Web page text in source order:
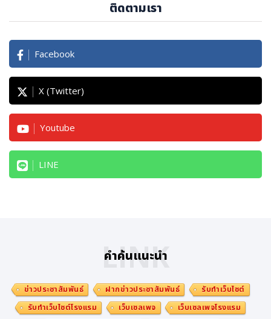
ติดตามเรา
Facebook
X (Twitter)
Youtube
LINE
คำค้นแนะนำ
LINK
ข่าวประชาสัมพันธ์ ฝากข่าวประชาสัมพันธ์
รับทำเว็บไซต์
รับทำเว็บไซต์โรงแรม
เว็บเซลเพจ
เว็บเซลเพจโรงแรม